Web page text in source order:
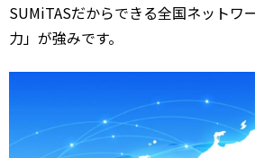
SUMiTASだからできる全国ネットワ
力」が強みです。